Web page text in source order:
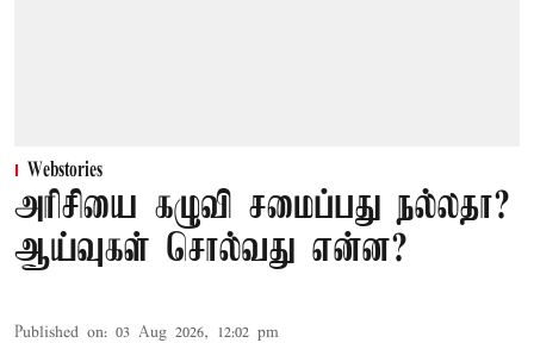
Webstories
அரிசியை கழுவி சமைப்பது நல்லதா?
ஆய்வுகள் சொல்வது என்ன?
Published on: 03 Aug 2026, 12:02 pm